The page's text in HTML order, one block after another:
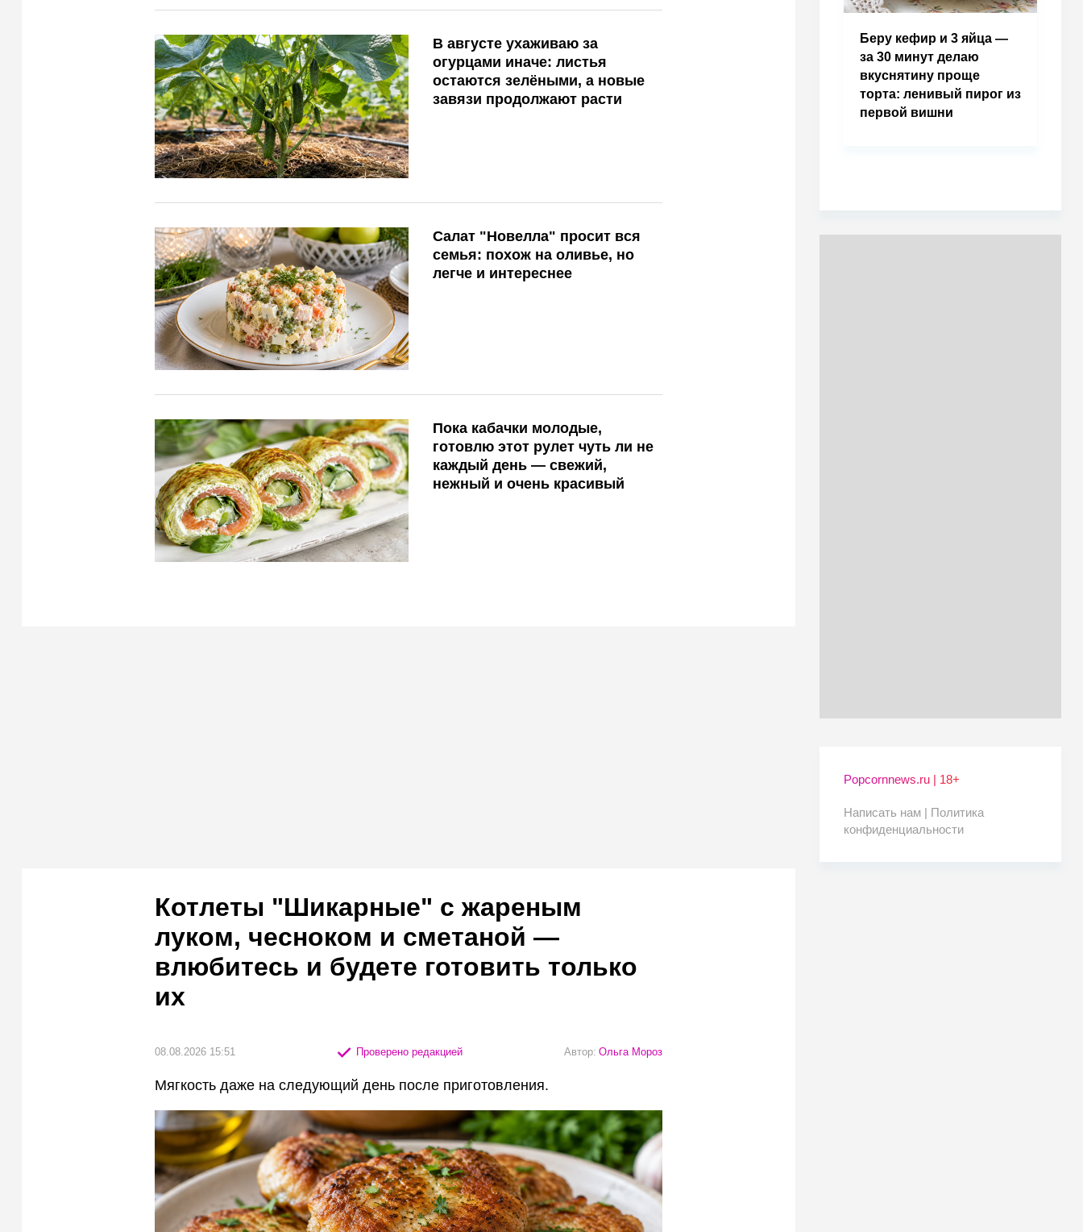
В августе ухаживаю за
огурцами иначе: листья
остаются зелёными, а новые
завязи продолжают расти
Салат "Новелла" просит вся
семья: похож на оливье, но
легче и интереснее
Пока кабачки молодые,
готовлю этот рулет чуть ли не
каждый день — свежий,
нежный и очень красивый
Котлеты "Шикарные" с жареным
луком, чесноком и сметаной —
влюбитесь и будете готовить только
их
08.08.2026 15:51 Проверено редакцией Автор: Ольга Мороз
Мягкость даже на следующий день после приготовления.
Беру кефир и 3 яйца —
за 30 минут делаю
вкуснятину проще
торта: ленивый пирог из
первой вишни
Popcornnews.ru | 18+
Написать нам | Политика
конфиденциальности